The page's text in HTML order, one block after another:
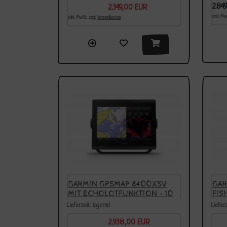
2.349,00 EUR
exkl. MwSt. zzgl. Versandkosten exkl.
GARMIN GPSMAP 8400XSV
MIT ECHOLOTFUNKTION - 10
ZOLL
Lieferzeit: lagernd
2.938,00 EUR